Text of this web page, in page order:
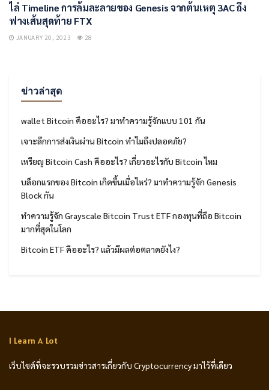
ไล่ Timeline การล้มละลายของ Genesis จากต้นเหตุ 3AC ถึง
ฟางเส้นสุดท้าย FTX
JANUARY 20, 2023 28
ข่าวล่าสุด
wallet Bitcoin คืออะไร? มาทำความรู้จักแบบ 101 กัน
เจาะลึกการส่งเงินผ่าน Bitcoin ทำไมถึงปลอดภัย?
เหรียญ Bitcoin Cash คืออะไร? เกี่ยวอะไรกับ Bitcoin ไหม
บล็อกแรกของ Bitcoin เกิดขึ้นเมื่อไหร่? มาทำความรู้จัก Genesis
Block กัน
ทำความรู้จัก Grayscale Bitcoin Trust ETF กองทุนที่ถือ Bitcoin
มากที่สุดในโลก
Bitcoin ETF คืออะไร? แล้วมีผลต่อตลาดยังไง?
I Learn A Lot
เว็บไซต์ที่จะรวบรวมข่าวสารเกี่ยวกับ Cryptocurrency มาไว้ที่เดียว